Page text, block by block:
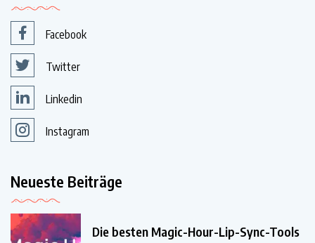
Facebook
Twitter
Linkedin
Instagram
Neueste Beiträge
Die besten Magic-Hour-Lip-Sync-Tools